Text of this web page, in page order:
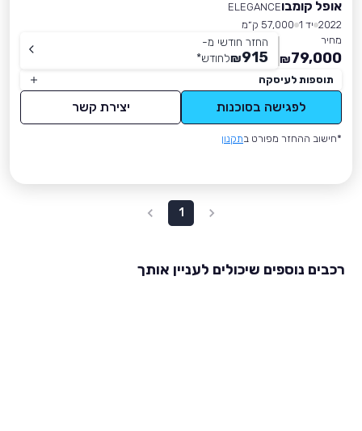
אופל קומבוELEGANCE
2022 יד 1
57,000 ק״מ
מחיר
79,000
₪
החזר חודשי מ-
915
₪לחודש*
תוספות לעיסקה
לפגישה בסוכנות יצירת קשר
*חישוב ההחזר מפורט בתקנון
1
רכבים נוספים שיכולים לעניין אותך